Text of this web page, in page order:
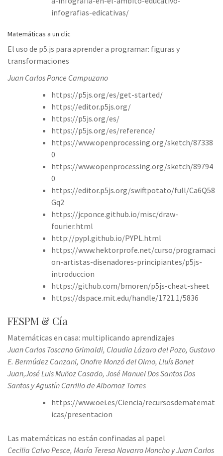
infografias-edicativas/
Matemáticas a un clic
El uso de p5.js para aprender a programar: figuras y
transformaciones
Juan Carlos Ponce Campuzano
https://p5js.org/es/get-started/
https://editor.p5js.org/
https://p5js.org/es/
https://p5js.org/es/reference/
https://www.openprocessing.org/sketch/87338
0
https://www.openprocessing.org/sketch/89794
0
https://editor.p5js.org/swiftpotato/full/Ca6Q58
Gq2
https://jcponce.github.io/misc/draw-
fourier.html
http://pypl.github.io/PYPL.html
https://www.hektorprofe.net/curso/programaci
on-artistas-disenadores-principiantes/p5js-
introduccion
https://github.com/bmoren/p5js-cheat-sheet
https://dspace.mit.edu/handle/1721.1/5836
FESPM & Cía
Matemáticas en casa: multiplicando aprendizajes
Juan Carlos Toscano Grimaldi, Claudia Lázaro del Pozo, Gustavo
E. Bermúdez Canzani, Onofre Monzó del Olmo, Lluís Bonet
Juan,José Luis Muñoz Casado, José Manuel Dos Santos Dos
Santos y Agustín Carrillo de Albornoz Torres
https://www.oei.es/Ciencia/recursosdematemat
icas/presentacion
Las matemáticas no están confinadas al papel
Cecilia Calvo Pesce, María Teresa Navarro Moncho y Juan Carlos